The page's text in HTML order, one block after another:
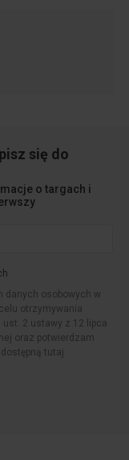
się do
o targach i
danych osobowych w
otrzymywania
2 ustawy z 12 lipca
oraz potwierdzam
tutaj: